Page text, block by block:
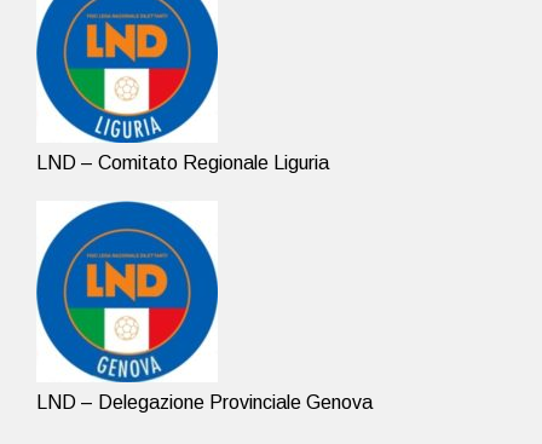
LND – Comitato Regionale Liguria
LND – Delegazione Provinciale Genova